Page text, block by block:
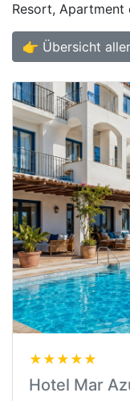
Resort,
👉 Übersicht
★★★★★
Hotel Mar